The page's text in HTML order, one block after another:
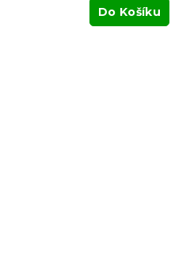
Do Košíku